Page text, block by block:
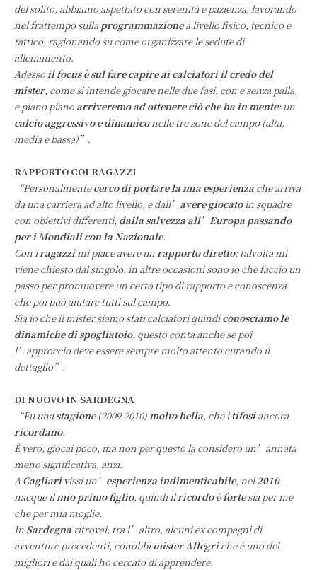
del solito, abbiamo aspettato con serenità e pazienza, lavorando
nel frattempo sulla programmazionea livello fisico, tecnico e
tattico, ragionando su come organizzare le sedute di
allenamento.
Adesso il focus è sul fare capire ai calciatori il credo del
mister, come si intende giocare nelle due fasi, con e senza palla,
e piano piano arriveremo ad ottenere ciò che ha in mente: un
calcio aggressivo e dinamico nelle tre zone del campo (alta,
media e bassa)”.
RAPPORTO COI RAGAZZI
“Personalmentecerco di portare la mia esperienza che arriva
da una carriera ad alto livello, e dall’ avere giocatoin squadre
con obiettivi differenti, dalla salvezza all’Europa passando
per i Mondiali con la Nazionale.
Con iragazzi mi piace avere un rapporto diretto: talvolta mi
viene chiesto dal singolo, in altre occasioni sono io che faccio un
passo per promuovere un certo tipo di rapporto e conoscenza
che poi può aiutare tutti sul campo.
Sia io che il mister siamo stati calciatori quindiconosciamo le
dinamiche di spogliatoio, questo conta anche se poi
l’approccio deve essere sempre molto attento curando il
dettaglio”.
DI NUOVO IN SARDEGNA
“Fu una stagione (2009-2010) molto bella, che itifosiancora
ricordano.
È vero, giocai poco, ma non per questo la considero un’annata
meno significativa, anzi.
A Cagliarivissi un’ esperienza indimenticabile, nel2010
nacque ilmio primo figlio, quindi ilricordoèfortesia per me
che per mia moglie.
In Sardegna ritrovai, tra l’altro, alcuni ex compagni di
avventure precedenti, conobbimister Allegriche è uno dei
migliori e dai quali ho cercato di apprendere.